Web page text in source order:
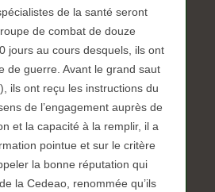
de la santé seront
de combat de douze
jours au cours desquels, ils ont
de guerre. Avant le grand saut
ils ont reçu les instructions du
de l’engagement auprès de
et la capacité à la remplir, il a
pointue et sur le critère
la bonne réputation qui
la Cedeao, renommée qu’ils